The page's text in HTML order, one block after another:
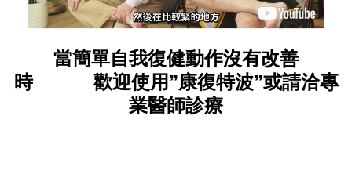
當簡單自我復健動作沒有改善
時
歡迎使用”康復特波”或請洽專
業醫師診療